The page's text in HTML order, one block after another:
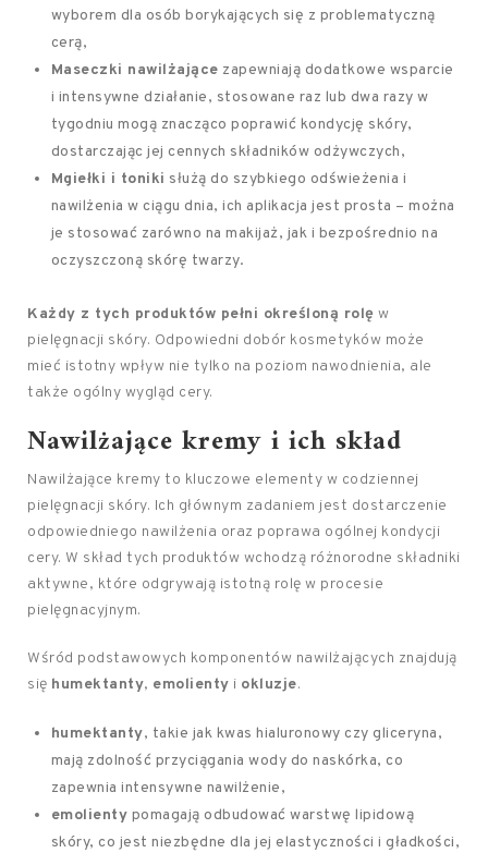
wyborem dla osób borykających się z problematyczną
cerą,
Maseczki nawilżające zapewniają dodatkowe wsparcie
i intensywne działanie, stosowane raz lub dwa razy w
tygodniu mogą znacząco poprawić kondycję skóry,
dostarczając jej cennych składników odżywczych,
Mgiełki i toniki służą do szybkiego odświeżenia i
nawilżenia w ciągu dnia, ich aplikacja jest prosta – można
je stosować zarówno na makijaż, jak i bezpośrednio na
oczyszczoną skórę twarzy.
Każdy z tych produktów pełni określoną rolę w
pielęgnacji skóry. Odpowiedni dobór kosmetyków może
mieć istotny wpływ nie tylko na poziom nawodnienia, ale
także ogólny wygląd cery.
Nawilżające kremy i ich skład
Nawilżające kremy to kluczowe elementy w codziennej
pielęgnacji skóry. Ich głównym zadaniem jest dostarczenie
odpowiedniego nawilżenia oraz poprawa ogólnej kondycji
cery. W skład tych produktów wchodzą różnorodne składniki
aktywne, które odgrywają istotną rolę w procesie
pielęgnacyjnym.
Wśród podstawowych komponentów nawilżających znajdują
się humektanty, emolienty i okluzje.
humektanty, takie jak kwas hialuronowy czy gliceryna,
mają zdolność przyciągania wody do naskórka, co
zapewnia intensywne nawilżenie,
emolienty pomagają odbudować warstwę lipidową
skóry, co jest niezbędne dla jej elastyczności i gładkości,